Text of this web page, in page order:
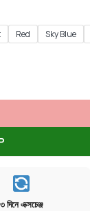
Red Sky Blue
৩ দিনে এক্সচেঞ্জ